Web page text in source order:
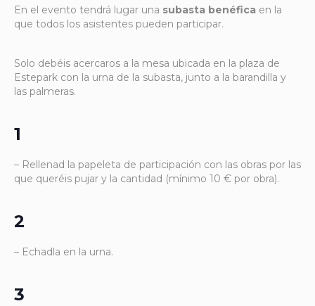
En el evento tendrá lugar una subasta benéfica en la
que todos los asistentes pueden participar.
Solo debéis acercaros a la mesa ubicada en la plaza de
Estepark con la urna de la subasta, junto a la barandilla y
las palmeras.
1
– Rellenad la papeleta de participación con las obras por las
que queréis pujar y la cantidad (mínimo 10 € por obra).
2
– Echadla en la urna.
3